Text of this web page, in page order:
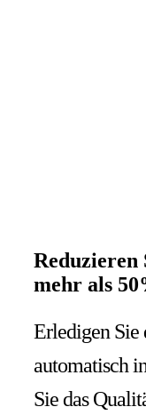
mehr als
Erledigen Sie
automatisch
Sie das